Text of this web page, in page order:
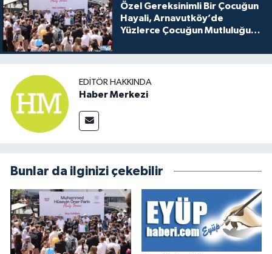
Özel Gereksinimli Bir Çocuğun
Hayali, Arnavutköy’de
Yüzlerce Çocuğun Mutluluğu
EDITÖR HAKKINDA
Haber Merkezi
Bunlar da ilginizi çekebilir